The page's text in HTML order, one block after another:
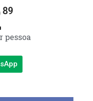
89
pessoa